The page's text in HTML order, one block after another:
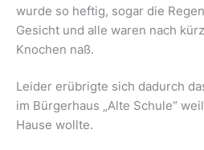
wurde so heftig, sogar die
Gesicht und alle waren nach
Knochen naß.
Leider erübrigte sich dadurch
im Bürgerhaus „Alte Schule“
Hause wollte.